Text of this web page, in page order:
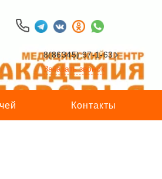
8(86345) 97-1-63
Заказать звонок
Контакты